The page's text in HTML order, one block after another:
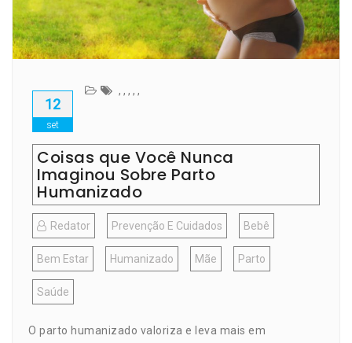
12
set
Coisas que Você Nunca
Imaginou Sobre Parto
Humanizado
Redator Prevenção E Cuidados Bebê
,
Bem Estar
,
Humanizado
,
Mãe
,
Parto
,
Saúde
O parto humanizado valoriza e leva mais em